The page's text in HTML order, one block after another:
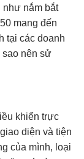
như nắm bắt
mang đến
tại các doanh
sao nên sử
khiển trực
diện và tiện
của mình, loại